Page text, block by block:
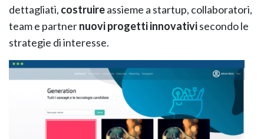
dettagliati, costruireassieme a startup, collaboratori,
team e partnernuovi progetti innovativisecondo le
strategie di interesse.